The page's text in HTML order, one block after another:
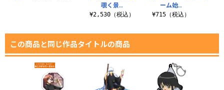
覗く景..
¥2,530（税込）
ーム始..
¥715（税込）
この商品と同じ作品タイトルの商品